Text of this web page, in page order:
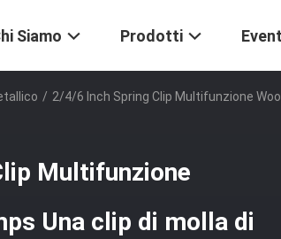
Siamo Prodotti
/ 2/4/6 Inch Spring Clip Multifunzione
Multifunzione
Una clip di molla di